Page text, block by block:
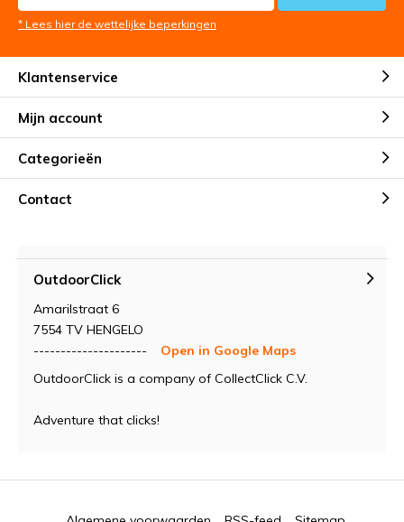
* Lees hier de wettelijke beperkingen
Klantenservice
Mijn account
Categorieën
Contact
OutdoorClick
Amarilstraat 6
7554 TV HENGELO
---------------------
Open in Google Maps
OutdoorClick is a company of CollectClick C.V.
Adventure that clicks!